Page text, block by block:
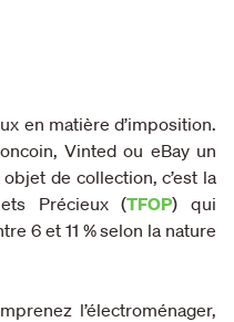
en matière d’imposition.
Vinted ou eBay un
de collection, c’est la
Précieux (TFOP) qui
6 et 11 % selon la nature
l’électroménager,